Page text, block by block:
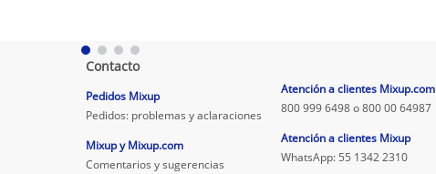
Contacto
Pedidos Mixup
Pedidos: problemas y aclaraciones
Mixup y Mixup.com
Comentarios y sugerencias
Atención a clientes Mixup.com
800 999 6498 o 800 00 64987
Atención a clientes Mixup
WhatsApp: 55 1342 2310